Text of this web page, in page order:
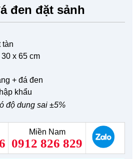
đen đặt sảnh
tàn
x 65 cm
+ đá đen
khẩu
độ dung sai ±5%
Miền Nam
0912 826 829